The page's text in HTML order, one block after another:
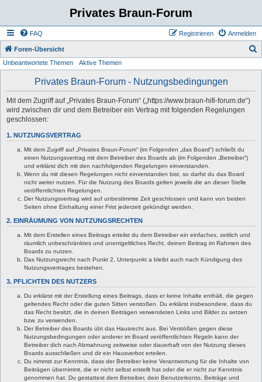
Privates Braun-Forum
FAQ Anmelden
Registrieren
Foren-Übersicht
Unbeantwortete Themen Aktive Themen
Privates Braun-Forum - Nutzungsbedingungen
Mit dem Zugriff auf „Privates Braun-Forum“ („https://www.braun-hifi-forum.de“)
wird zwischen dir und dem Betreiber ein Vertrag mit folgenden Regelungen
geschlossen:
1. NUTZUNGSVERTRAG
Mit dem Zugriff auf „Privates Braun-Forum“ (im Folgenden „das Board“) schließt du
einen Nutzungsvertrag mit dem Betreiber des Boards ab (im Folgenden „Betreiber“)
und erklärst dich mit den nachfolgenden Regelungen einverstanden.
Wenn du mit diesen Regelungen nicht einverstanden bist, so darfst du das Board
nicht weiter nutzen. Für die Nutzung des Boards gelten jeweils die an dieser Stelle
veröffentlichten Regelungen.
Der Nutzungsvertrag wird auf unbestimmte Zeit geschlossen und kann von beiden
Seiten ohne Einhaltung einer Frist jederzeit gekündigt werden.
2. EINRÄUMUNG VON NUTZUNGSRECHTEN
Mit dem Erstellen eines Beitrags erteilst du dem Betreiber ein einfaches, zeitlich und
räumlich unbeschränktes und unentgeltliches Recht, deinen Beitrag im Rahmen des
Boards zu nutzen.
Das Nutzungsrecht nach Punkt 2, Unterpunkt a bleibt auch nach Kündigung des
Nutzungsvertrages bestehen.
3. PFLICHTEN DES NUTZERS
Du erklärst mit der Erstellung eines Beitrags, dass er keine Inhalte enthält, die gegen
geltendes Recht oder die guten Sitten verstoßen. Du erklärst insbesondere, dass du
das Recht besitzt, die in deinen Beiträgen verwendeten Links und Bilder zu setzen
bzw. zu verwenden.
Der Betreiber des Boards übt das Hausrecht aus. Bei Verstößen gegen diese
Nutzungsbedingungen oder anderer im Board veröffentlichten Regeln kann der
Betreiber dich nach Abmahnung zeitweise oder dauerhaft von der Nutzung dieses
Boards ausschließen und dir ein Hausverbot erteilen.
Du nimmst zur Kenntnis, dass der Betreiber keine Verantwortung für die Inhalte von
Beiträgen übernimmt, die er nicht selbst erstellt hat oder die er nicht zur Kenntnis
genommen hat. Du gestattest dem Betreiber, dein Benutzerkonto, Beiträge und